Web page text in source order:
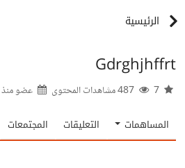
الرئيسية
Gdrghjhffrt
عضو منذ
المساهمات التعليقات المجتمعات